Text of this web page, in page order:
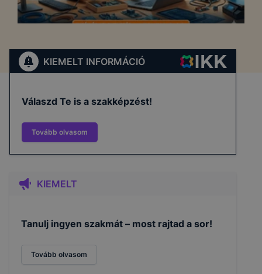
KIEMELT INFORMÁCIÓ
Válaszd Te is a szakképzést!
Tovább olvasom
KIEMELT
Tanulj ingyen szakmát – most rajtad a sor!
Tovább olvasom